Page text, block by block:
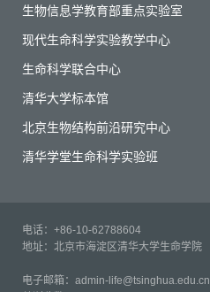
生物信息学教育部重点实验室
现代生命科学实验教学中心
生命科学联合中心
清华大学标本馆
北京生物结构前沿研究中心
清华学堂生命科学实验班
电话：+86-10-62788604
地址：北京市海淀区清华大学生命学院
电子邮箱：admin-life@tsinghua.edu.cn